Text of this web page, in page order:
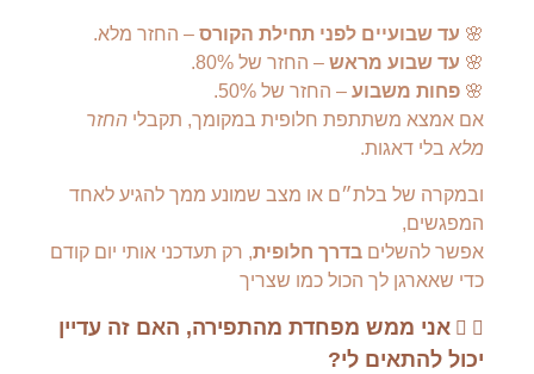
🌸 עד שבועיים לפני תחילת הקורס – החזר מלא.
🌸 עד שבוע מראש – החזר של 80%.
🌸 פחות משבוע – החזר של 50%.
אם אמצא משתתפת חלופית במקומך, תקבלי החזר
מלא בלי דאגות.
ובמקרה של בלת״ם או מצב שמונע ממך להגיע לאחד
המפגשים,
אפשר להשלים בדרך חלופית, רק תעדכני אותי יום קודם
כדי שאארגן לך הכול כמו שצריך
אני ממש מפחדת מהתפירה, האם זה עדיין
יכול להתאים לי?